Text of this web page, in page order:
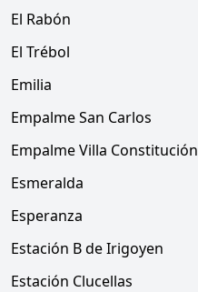
El Rabón
El Trébol
Emilia
Empalme San Carlos
Empalme Villa Constitución
Esmeralda
Esperanza
Estación B de Irigoyen
Estación Clucellas